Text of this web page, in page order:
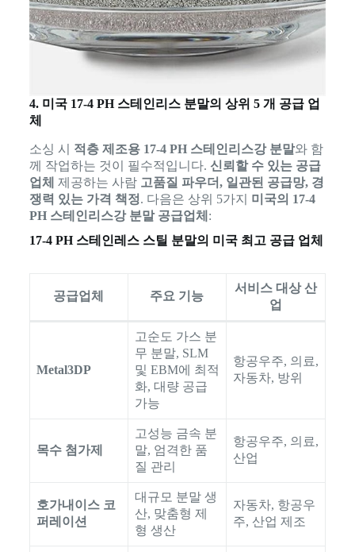
4. 미국 17-4 PH 스테인리스 분말의 상위 5 개 공급 업
체
소싱 시 적층 제조용 17-4 PH 스테인리스강 분말와 함
께 작업하는 것이 필수적입니다. 신뢰할 수 있는 공급
업체 제공하는 사람 고품질 파우더, 일관된 공급망, 경
쟁력 있는 가격 책정. 다음은 상위 5가지 미국의 17-4
PH 스테인리스강 분말 공급업체 :
17-4 PH 스테인레스 스틸 분말의 미국 최고 공급 업체
공급업체 주요 기능
서비스 대상 산
업
Metal3DP
고순도 가스 분
무 분말, SLM
및 EBM에 최적
화, 대량 공급
가능
항공우주, 의료,
자동차, 방위
목수 첨가제
고성능 금속 분
말, 엄격한 품
질 관리
항공우주, 의료,
산업
호가내이스 코
퍼레이션
대규모 분말 생
산, 맞춤형 제
형 생산
자동차, 항공우
주, 산업 제조